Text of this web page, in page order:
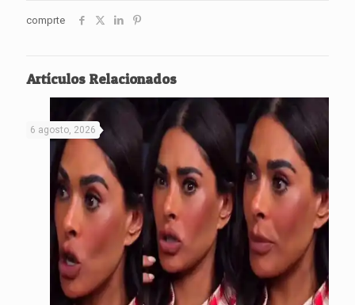
comprte
Artículos Relacionados
6 agosto, 2026